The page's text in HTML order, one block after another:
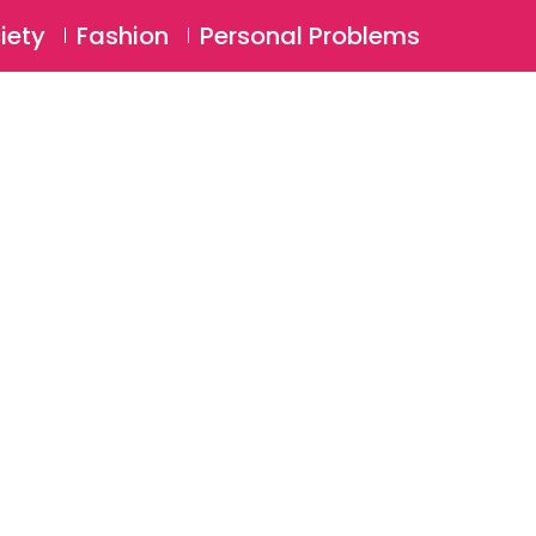
Login ⚲
Fashion Personal Problems